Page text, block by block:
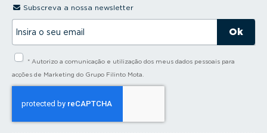
Subscreva a nossa newsletter
s
* Autorizo a comunicação e utilização dos meus dados pessoais para
acções de Marketing do Grupo Filinto Mota.